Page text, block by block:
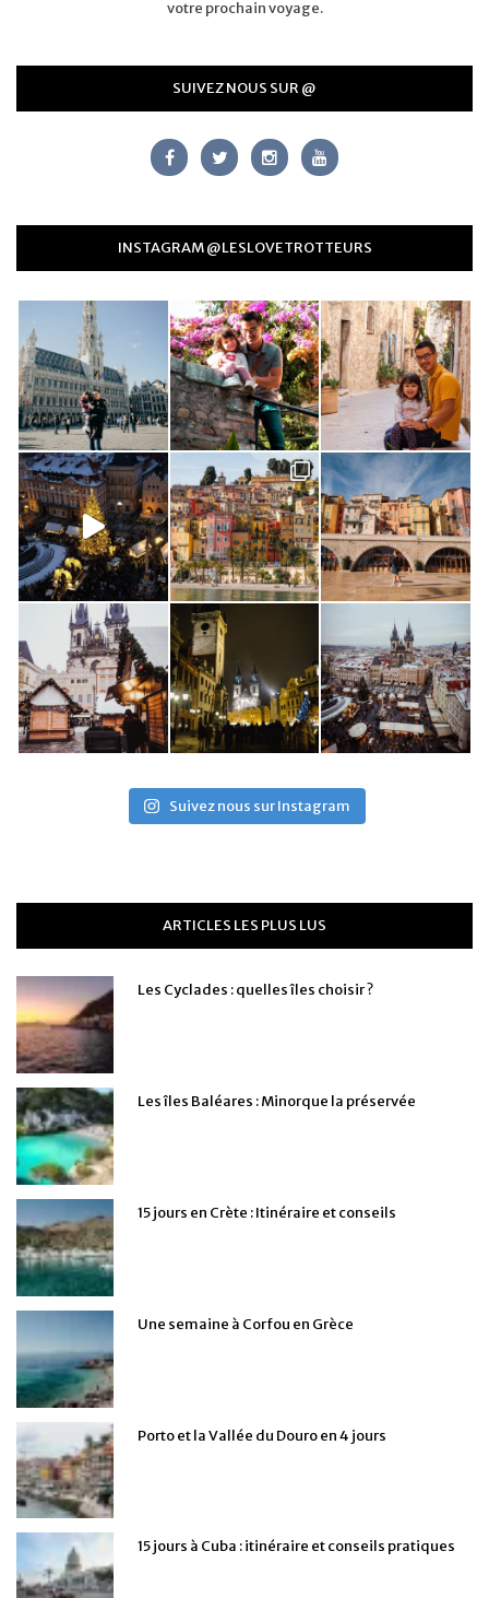
votre prochain voyage.
SUIVEZ NOUS SUR @
INSTAGRAM @LESLOVETROTTEURS
Suivez nous sur Instagram
ARTICLES LES PLUS LUS
Les Cyclades : quelles îles choisir ?
Les îles Baléares : Minorque la préservée
15 jours en Crète : Itinéraire et conseils
Une semaine à Corfou en Grèce
Porto et la Vallée du Douro en 4 jours
15 jours à Cuba : itinéraire et conseils pratiques